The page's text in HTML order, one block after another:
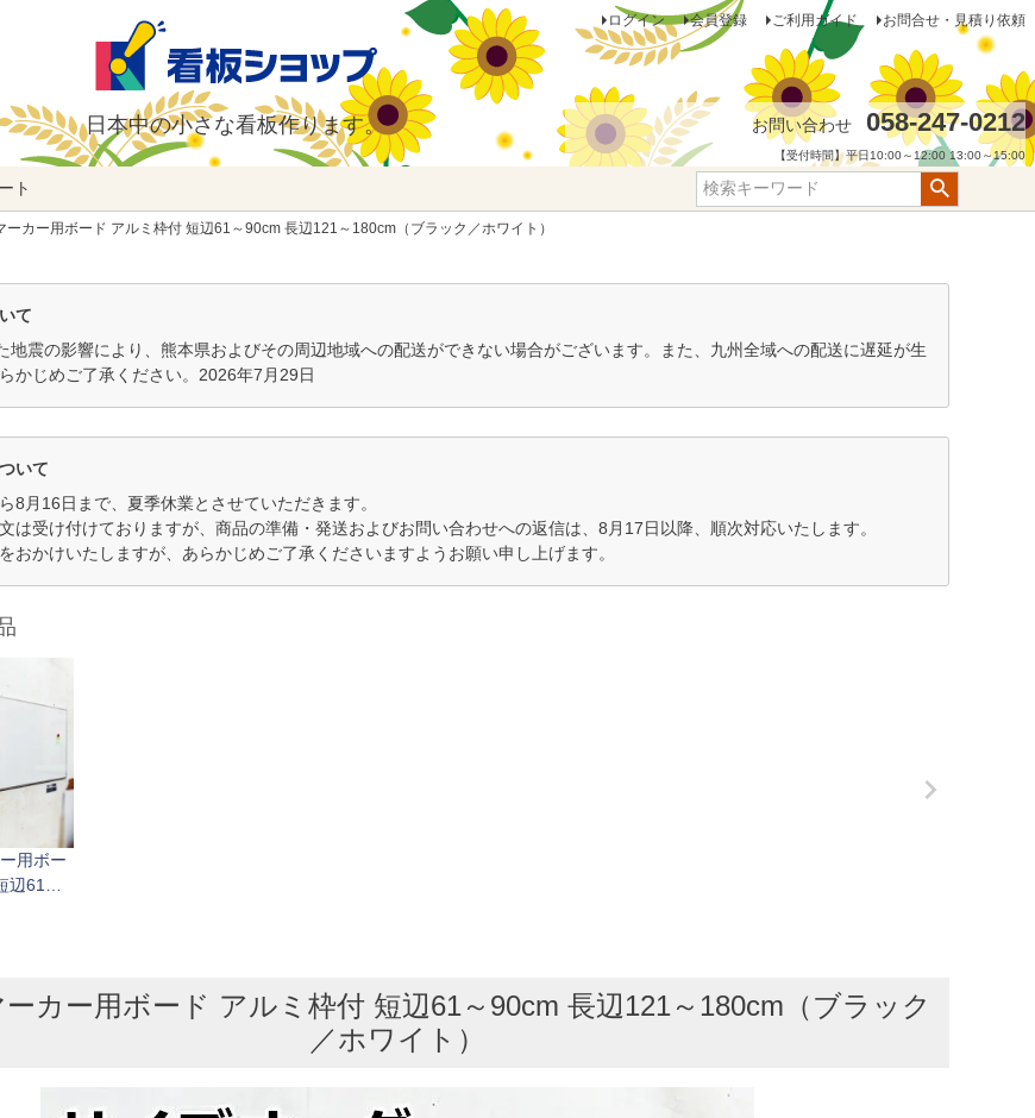
日本中の小さな看板作ります。
ログイン 会員登録 ご利用ガイド お問合せ・見積り依頼
お問い合わせ 058-247-0212
【受付時間】平日10:00～12:00 13:00～15:00
ト
ーカー用ボード アルミ枠付 短辺61～90cm 長辺121～180cm（ブラック／ホワイト）
て
地震の影響により、熊本県およびその周辺地域への配送ができない場合がございます。また、九州全域への配送に遅延が生
かじめご了承ください。2026年7月29日
いて
8月16日まで、夏季休業とさせていただきます。
は受け付けておりますが、商品の準備・発送およびお問い合わせへの返信は、8月17日以降、順次対応いたします。
おかけいたしますが、あらかじめご了承くださいますようお願い申し上げます。
用ボー
辺61～9
ーカー用ボード アルミ枠付 短辺61～90cm 長辺121～180cm（ブラック
／ホワイト）